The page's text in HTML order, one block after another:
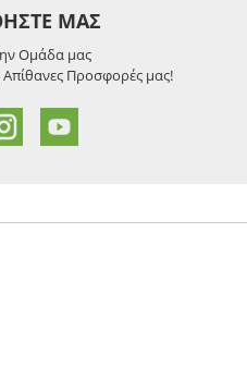
ΜΑΣ
Ομάδα μας
Απίθανες Προσφορές μας!